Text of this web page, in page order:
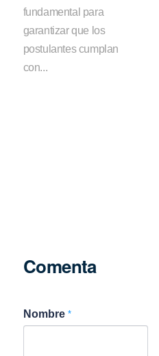
fundamental para
garantizar que los
postulantes cumplan
con...
Comenta
Nombre *